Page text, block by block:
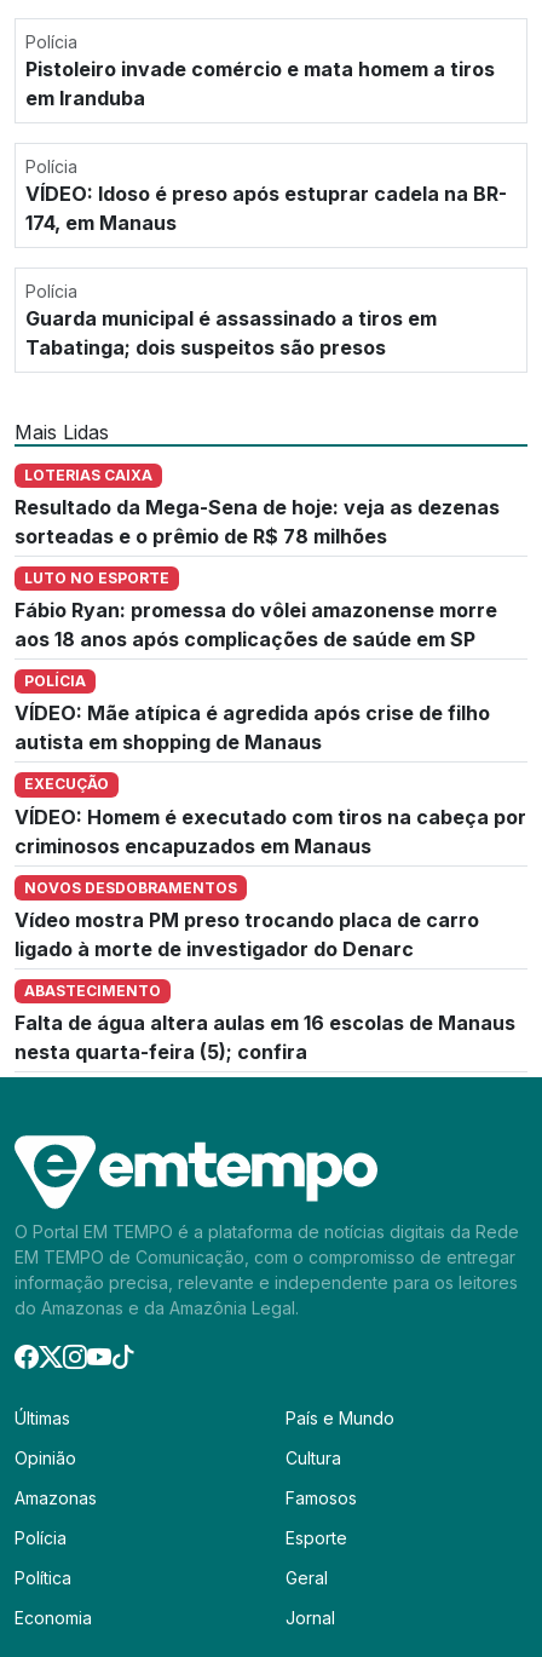
Polícia
Pistoleiro invade comércio e mata homem a tiros
em Iranduba
Polícia
VÍDEO: Idoso é preso após estuprar cadela na BR-
174, em Manaus
Polícia
Guarda municipal é assassinado a tiros em
Tabatinga; dois suspeitos são presos
Mais Lidas
LOTERIAS CAIXA
Resultado da Mega-Sena de hoje: veja as dezenas
sorteadas e o prêmio de R$ 78 milhões
LUTO NO ESPORTE
Fábio Ryan: promessa do vôlei amazonense morre
aos 18 anos após complicações de saúde em SP
POLÍCIA
VÍDEO: Mãe atípica é agredida após crise de filho
autista em shopping de Manaus
EXECUÇÃO
VÍDEO: Homem é executado com tiros na cabeça por
criminosos encapuzados em Manaus
NOVOS DESDOBRAMENTOS
Vídeo mostra PM preso trocando placa de carro
ligado à morte de investigador do Denarc
ABASTECIMENTO
Falta de água altera aulas em 16 escolas de Manaus
nesta quarta-feira (5); confira
O Portal EM TEMPO é a plataforma de notícias digitais da Rede
EM TEMPO de Comunicação, com o compromisso de entregar
informação precisa, relevante e independente para os leitores
do Amazonas e da Amazônia Legal.
Últimas
Opinião
Amazonas
Polícia
Política
Economia
País e Mundo
Cultura
Famosos
Esporte
Geral
Jornal